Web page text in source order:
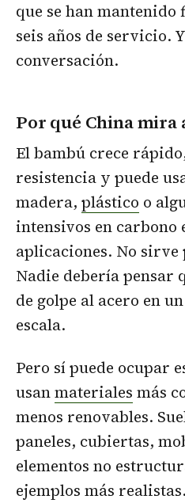
que se han mantenido
seis años de servicio.
conversación.
Por qué China mira
El bambú crece
resistencia y puede
madera, plástico o
intensivos en carbono
aplicaciones. No
Nadie debería pensar
de golpe al acero en
escala.
Pero sí puede ocupar
usanmateriales más
menos renovables.
paneles, cubiertas,
elementos no
ejemplos más